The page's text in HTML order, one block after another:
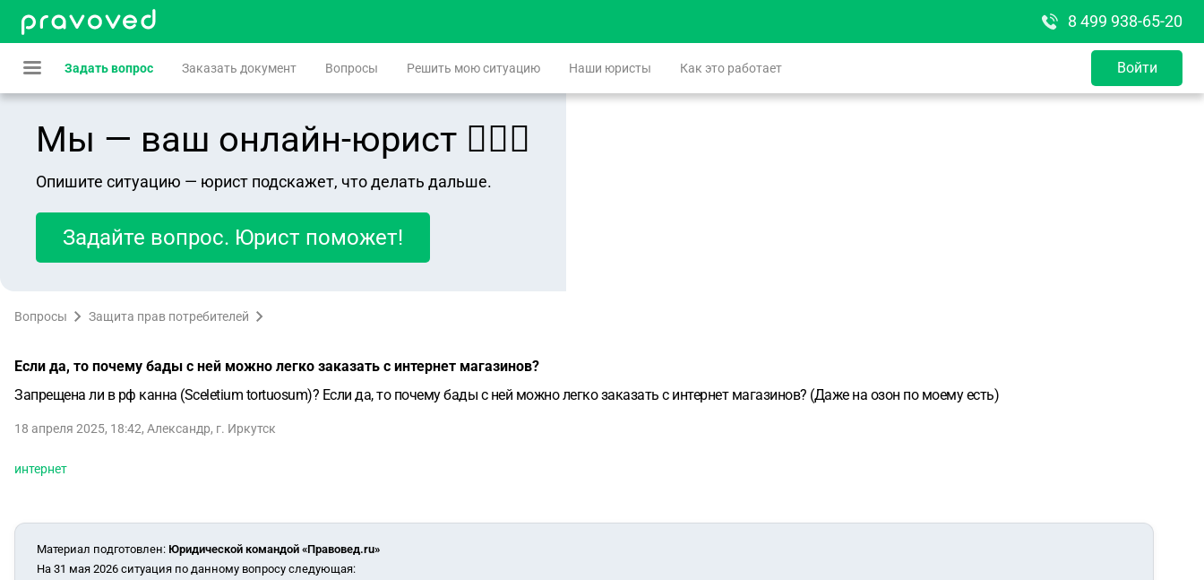
8 499 938-65-20
Задать вопрос Заказать документ Вопросы Решить мою ситуацию Наши юристы Как это работает Войти
Мы — ваш онлайн-юрист 👨🏻‍⚖️
Опишите ситуацию — юрист подскажет, что делать дальше.
Задайте вопрос. Юрист поможет!
Вопросы Защита прав потребителей
Если да, то почему бады с ней можно легко заказать с интернет магазинов?
Запрещена ли в рф канна (Sceletium tortuosum)? Если да, то почему бады с ней можно легко заказать с интернет магазинов? (Даже на озон по моему есть)
18 апреля 2025, 18:42, Александр, г. Иркутск
интернет
Материал подготовлен: Юридической командой «Правовед.ru»
На 31 мая 2026 ситуация по данному вопросу следующая: